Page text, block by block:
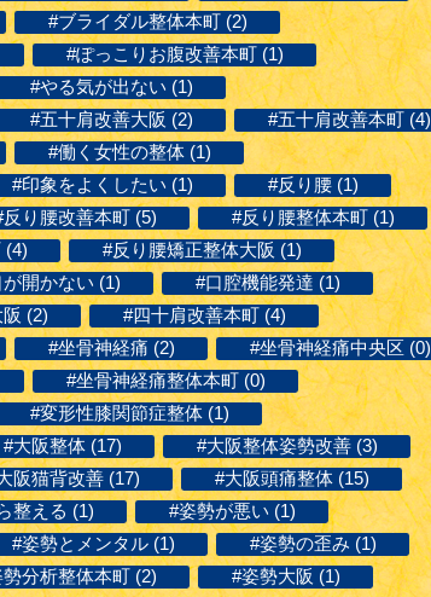
#ブライダル整体本町 (2)
#ぽっこりお腹改善本町 (1)
#やる気が出ない (1)
#五十肩改善大阪 (2)
#五十肩改善本町 (4)
#働く女性の整体 (1)
#印象をよくしたい (1)
#反り腰 (1)
反り腰改善本町 (5)
#反り腰整体本町 (1)
(4)
#反り腰矯正整体大阪 (1)
が開かない (1)
#口腔機能発達 (1)
(2)
#四十肩改善本町 (4)
#坐骨神経痛 (2)
#坐骨神経痛中央区 (0)
#坐骨神経痛整体本町 (0)
#変形性膝関節症整体 (1)
#大阪整体 (17)
#大阪整体姿勢改善 (3)
阪猫背改善 (17)
#大阪頭痛整体 (15)
整える (1)
#姿勢が悪い (1)
#姿勢とメンタル (1)
#姿勢の歪み (1)
勢分析整体本町 (2)
#姿勢大阪 (1)